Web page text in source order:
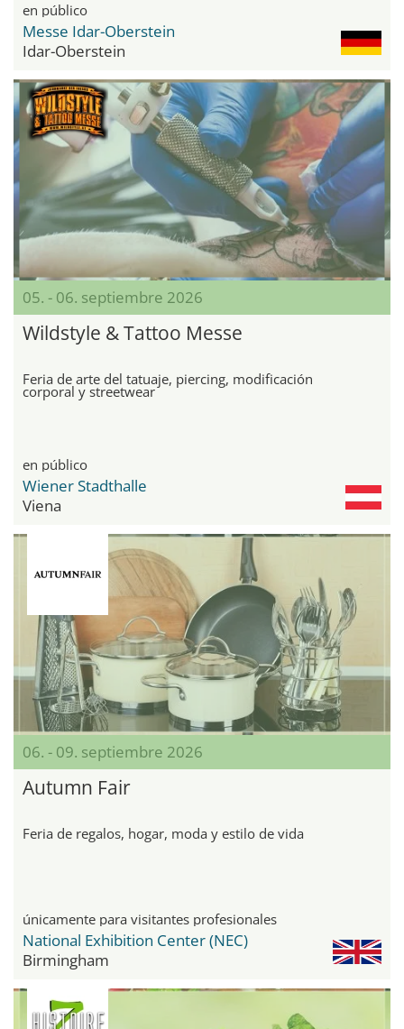
en público
Messe Idar-Oberstein
Idar-Oberstein
05. - 06. septiembre 2026
Wildstyle & Tattoo Messe
Feria de arte del tatuaje, piercing, modificación
corporal y streetwear
en público
Wiener Stadthalle
Viena
06. - 09. septiembre 2026
Autumn Fair
Feria de regalos, hogar, moda y estilo de vida
únicamente para visitantes profesionales
National Exhibition Center (NEC)
Birmingham